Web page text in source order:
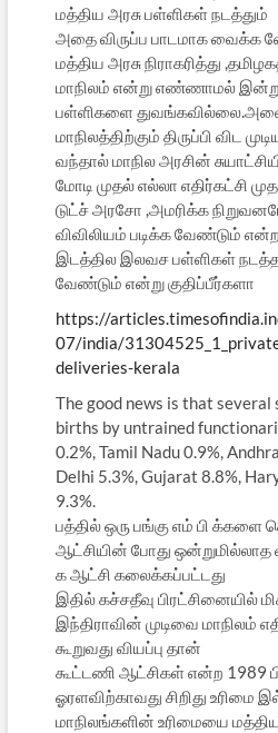
மத்திய அரசு பள்ளிகள் நடத்தும்
அதை விருப்ப பாடமாக
மத்திய அரசு நிராகரித்து
மாநிலம் என்று எண்ணாமல்
பள்ளிகளை
மாநிலத்திற்கும் திருப்பி விட
வந்தால் மாநில அரசின்
மோடி முதல் எல்லா எதிர்கட்சி
டுட்ச் அரசோ ,அமரிக்க
விவிலியம் படிக்க வேண்டும்
இடத்தில இலவச பள்ளிகள்
வேண்டும் என்று குதிப்பீர்களா
https://
07/india/
deliveries-kerala
The good news is that
births by untrained
0.2%, Tamil Nadu 0.9%,
Delhi 5.3%, Gujarat 8.8%,
9.3%.
பத்தில் ஒரு பங்கு எம் பி
ஆட்சியின் போது ஒன்றுமில்லாத
க ஆட்சி கலைக்கப்பட்டது
இதில் கச்சதீவு பிரட்சினையில்
இந்திராவின் முடிவை மாநிலம்
கூறுவது வியப்பு தான்
கூட்டணி ஆட்சிகள் என்ற 1989
ஓரளவிற்காவது சிறிது உரிமை
மாநிலங்களின் உரிமையை மத்திய